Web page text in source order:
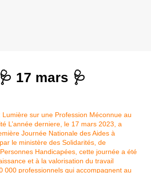
🩺 17 mars 🩺